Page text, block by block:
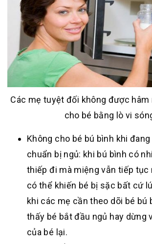
Các mẹ tuyệt đối không được hâm
cho bé bằng lò vi
Không cho bé bú bình khi
chuẩn bị ngủ: khi bú bình có
thiếp đi mà miệng vẫn tiếp tục
có thể khiến bé bị sặc bất cứ
khi các mẹ cần theo dõi bé bú
thấy bé bắt đầu ngủ hay dừng
của bé lại.